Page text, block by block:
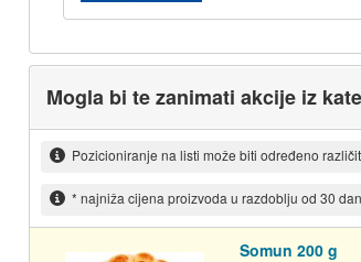
Mogla bi te zanimati akcije iz
Pozicioniranje na listi može biti određeno
* najniža cijena proizvoda u razdoblju od 30
Somun 200 g